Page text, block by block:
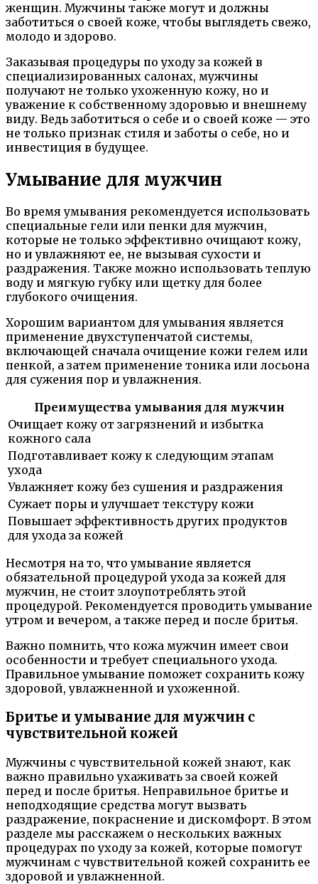
женщин. Мужчины также могут и должны
заботиться о своей коже, чтобы выглядеть свежо,
молодо и здорово.
Заказывая процедуры по уходу за кожей в
специализированных салонах, мужчины
получают не только ухоженную кожу, но и
уважение к собственному здоровью и внешнему
виду. Ведь заботиться о себе и о своей коже — это
не только признак стиля и заботы о себе, но и
инвестиция в будущее.
Умывание для мужчин
Во время умывания рекомендуется использовать
специальные гели или пенки для мужчин,
которые не только эффективно очищают кожу,
но и увлажняют ее, не вызывая сухости и
раздражения. Также можно использовать теплую
воду и мягкую губку или щетку для более
глубокого очищения.
Хорошим вариантом для умывания является
применение двухступенчатой системы,
включающей сначала очищение кожи гелем или
пенкой, а затем применение тоника или лосьона
для сужения пор и увлажнения.
Преимущества умывания для мужчин
Очищает кожу от загрязнений и избытка
кожного сала
Подготавливает кожу к следующим этапам
ухода
Увлажняет кожу без сушения и раздражения
Сужает поры и улучшает текстуру кожи
Повышает эффективность других продуктов
для ухода за кожей
Несмотря на то, что умывание является
обязательной процедурой ухода за кожей для
мужчин, не стоит злоупотреблять этой
процедурой. Рекомендуется проводить умывание
утром и вечером, а также перед и после бритья.
Важно помнить, что кожа мужчин имеет свои
особенности и требует специального ухода.
Правильное умывание поможет сохранить кожу
здоровой, увлажненной и ухоженной.
Бритье и умывание для мужчин с
чувствительной кожей
Мужчины с чувствительной кожей знают, как
важно правильно ухаживать за своей кожей
перед и после бритья. Неправильное бритье и
неподходящие средства могут вызвать
раздражение, покраснение и дискомфорт. В этом
разделе мы расскажем о нескольких важных
процедурах по уходу за кожей, которые помогут
мужчинам с чувствительной кожей сохранить ее
здоровой и увлажненной.